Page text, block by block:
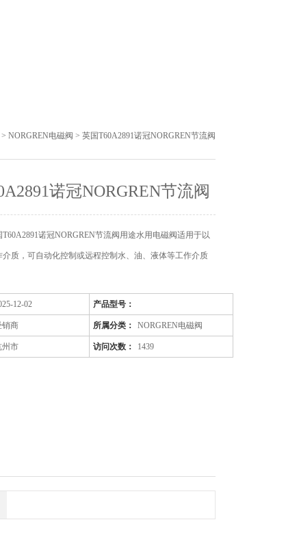
> NORGREN电磁阀 > 英国T60A2891诺冠NORGREN节流阀
诺冠NORGREN节流阀
诺冠NORGREN节流阀用途水用电磁阀适用于以
介质，可自动化控制或远程控制水、油、液体等工作介质
12-02 产品型号：
销商 所属分类： NORGREN电磁阀
州市 访问次数： 1439